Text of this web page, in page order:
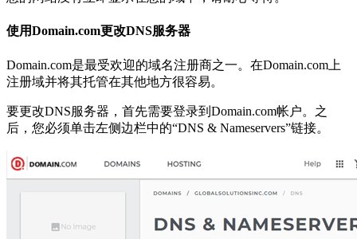
使用Domain.com更改DNS服务器
Domain.com是最受欢迎的域名注册商之一。在Domain.com上
注册域并将其托管在其他地方很容易。
要更改DNS服务器，首先需要登录到Domain.com帐户。之
后，您必须单击左侧边栏中的“DNS & Nameservers”链接。